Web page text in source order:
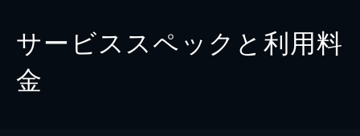
サービススペックと利用料
金